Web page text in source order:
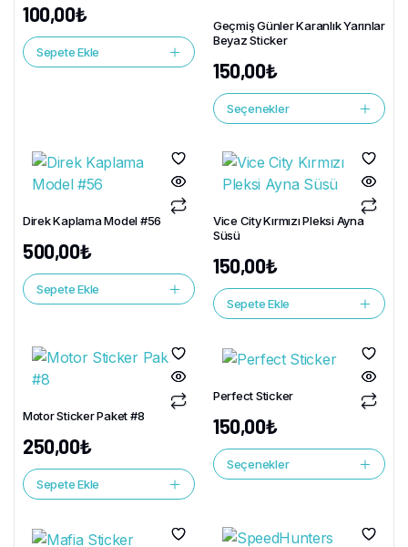
100,00₺
Sepete Ekle
Geçmiş Günler Karanlık Yarınlar
Beyaz Sticker
150,00₺
Seçenekler
Direk Kaplama Model #56
500,00₺
Sepete Ekle
Vice City Kırmızı Pleksi Ayna
Süsü
150,00₺
Sepete Ekle
Motor Sticker Paket #8
250,00₺
Sepete Ekle
Perfect Sticker
150,00₺
Seçenekler